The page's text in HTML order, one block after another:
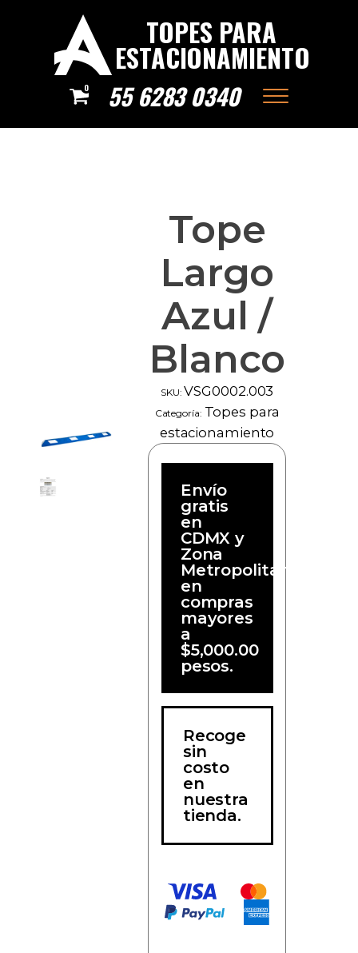
TOPES PARA
ESTACIONAMIENTO
0 55 6283 0340
Tope
Largo
Azul /
Blanco
SKU: VSG0002.003
Categoría: Topes para
estacionamiento
Envío
gratis
en
CDMX y
Zona
Metropolitana
en
compras
mayores
a
$5,000.00
pesos.
Recoge
sin
costo
en
nuestra
tienda.